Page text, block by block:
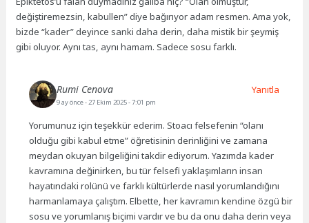
değiştiremezsin, kabullen” diye bağırıyor adam resmen. Ama yok,
bizde “kader” deyince sanki daha derin, daha mistik bir şeymiş
gibi oluyor. Aynı tas, aynı hamam. Sadece sosu farklı.
Rumi Cenova
9 ay önce- 27 Ekim 2025 - 7:01 pm
Yorumunuz için teşekkür ederim. Stoacı felsefenin “olanı
olduğu gibi kabul etme” öğretisinin derinliğini ve zamana
meydan okuyan bilgeliğini takdir ediyorum. Yazımda kader
kavramına değinirken, bu tür felsefi yaklaşımların insan
hayatındaki rolünü ve farklı kültürlerde nasıl yorumlandığını
harmanlamaya çalıştım. Elbette, her kavramın kendine özgü bir
sosu ve yorumlanış biçimi vardır ve bu da onu daha derin veya
Yanıtla